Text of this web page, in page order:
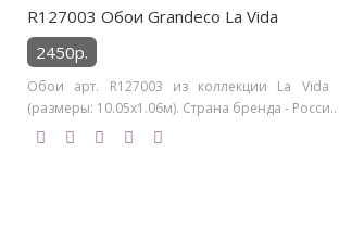
R127003 Обои Grandeco La Vida
2450р.
Обои арт. R127003 из коллекции La Vida
(размеры: 10.05х1.06м). Страна бренда - Росси..